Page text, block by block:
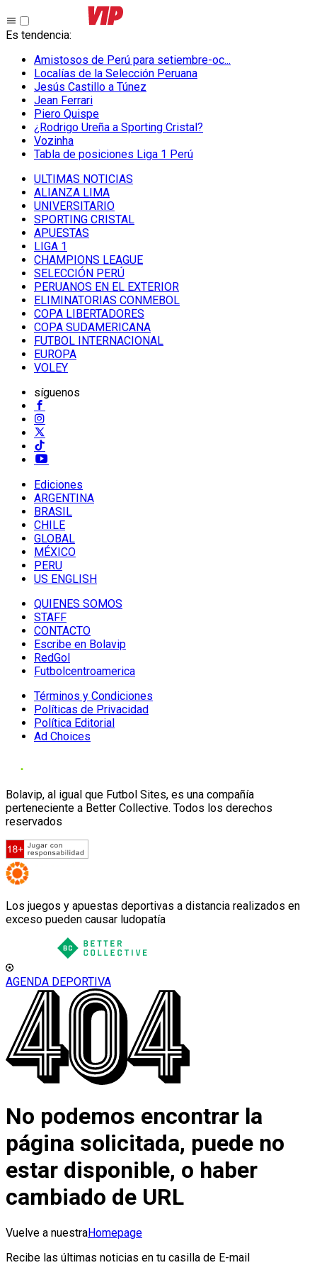
Es tendencia:
Amistosos de Perú para setiembre-oc...
Localías de la Selección Peruana
Jesús Castillo a Túnez
Jean Ferrari
Piero Quispe
¿Rodrigo Ureña a Sporting Cristal?
Vozinha
Tabla de posiciones Liga 1 Perú
ULTIMAS NOTICIAS
ALIANZA LIMA
UNIVERSITARIO
SPORTING CRISTAL
APUESTAS
LIGA 1
CHAMPIONS LEAGUE
SELECCIÓN PERÚ
PERUANOS EN EL EXTERIOR
ELIMINATORIAS CONMEBOL
COPA LIBERTADORES
COPA SUDAMERICANA
FUTBOL INTERNACIONAL
EUROPA
VOLEY
síguenos
Ediciones
ARGENTINA
BRASIL
CHILE
GLOBAL
MÉXICO
PERU
US ENGLISH
QUIENES SOMOS
STAFF
CONTACTO
Escribe en Bolavip
RedGol
Futbolcentroamerica
Términos y Condiciones
Políticas de Privacidad
Política Editorial
Ad Choices
Bolavip, al igual que Futbol Sites, es una compañía
perteneciente a Better Collective. Todos los derechos
reservados
Los juegos y apuestas deportivas a distancia realizados en
exceso pueden causar ludopatía
AGENDA DEPORTIVA
No podemos encontrar la
página solicitada, puede no
estar disponible, o haber
cambiado de URL
Vuelve a nuestraHomepage
Recibe las últimas noticias en tu casilla de E-mail